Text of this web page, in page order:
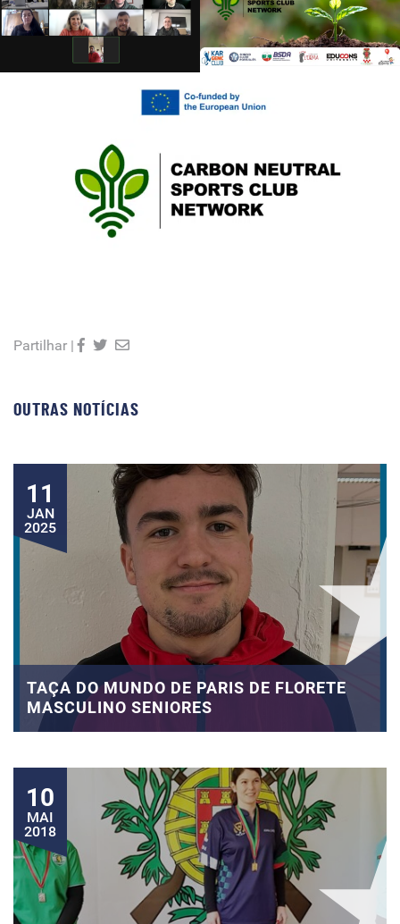
Partilhar |
OUTRAS NOTÍCIAS
11
JAN
2025
TAÇA DO MUNDO DE PARIS DE FLORETE
MASCULINO SENIORES
10
MAI
2018